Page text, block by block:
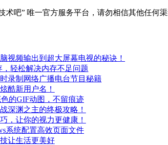
术吧” 唯一官方服务平台，请勿相信其他任何渠
视频输出到超大屏幕电视的秘诀！
轻松解决内存不足问题
录制网络广播电台节目秘籍
酷新用户名！
的GIF动图，不留痕迹
深渊之主的终极攻略！
，让你的视力更健康！
系统配置高效页面文件
让生活更美好